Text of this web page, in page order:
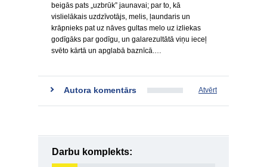
beigās pats „uzbrūk” jaunavai; par to, kā
vislielākais uzdzīvotājs, melis, ļaundaris un
krāpnieks pat uz nāves gultas melo uz izliekas
godīgāks par godīgu, un galarezultātā viņu ieceļ
svēto kārtā un apglabā baznīcā.…
Autora komentārs Atvērt
Darbu komplekts: